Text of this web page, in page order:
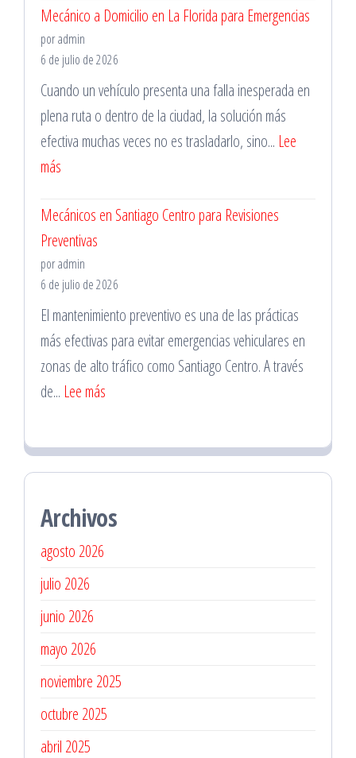
Mecánico
para
Vehículos
de
Mecánico a Domicilio en La Florida para Emergencias
por admin
6 de julio de 2026
Cuando un vehículo presenta una falla inesperada en
plena ruta o dentro de la ciudad, la solución más
efectiva muchas veces no es trasladarlo, sino... Lee
más
a
Domicilio
en
La
Florida
para
Emergencias
Mecánicos en Santiago Centro para Revisiones
Preventivas
por admin
6 de julio de 2026
El mantenimiento preventivo es una de las prácticas
más efectivas para evitar emergencias vehiculares en
zonas de alto tráfico como Santiago Centro. A través
de... Lee más
Santiago
para
Archivos
agosto 2026
julio 2026
junio 2026
mayo 2026
noviembre 2025
octubre 2025
abril 2025